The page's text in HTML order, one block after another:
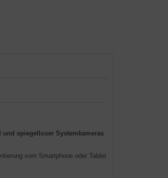
und spiegelloser Systemkameras
vom Smartphone oder Tablet